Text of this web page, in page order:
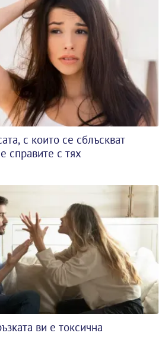
с които се сблъскват
справите с тях
ви е токсична